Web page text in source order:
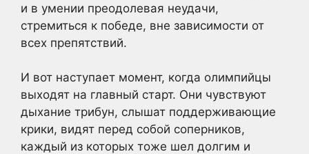
и в умении преодолевая неудачи,
стремиться к победе, вне зависимости от
всех препятствий.
И вот наступает момент, когда олимпийцы
выходят на главный старт. Они чувствуют
дыхание трибун, слышат поддерживающие
крики, видят перед собой соперников,
каждый из которых тоже шел долгим и